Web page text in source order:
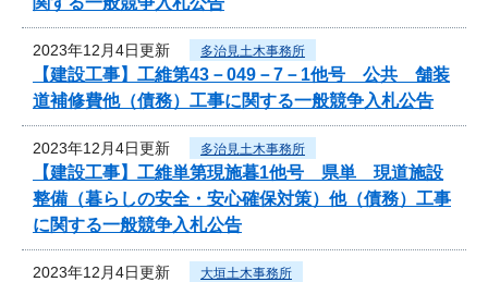
2023年12月4日更新 多治見土木事務所
【建設工事】工維第43－049－7－1他号 公共 舗装
道補修費他（債務）工事に関する一般競争入札公告
2023年12月4日更新 多治見土木事務所
【建設工事】工維単第現施暮1他号 県単 現道施設
整備（暮らしの安全・安心確保対策）他（債務）工事
に関する一般競争入札公告
2023年12月4日更新 大垣土木事務所